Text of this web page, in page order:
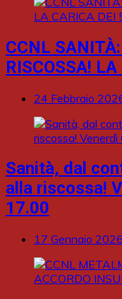
CCNL
RISCOSSA!
24 Febbraio
Sanità, dal
alla riscossa!
17.00
17 Gennaio 2026